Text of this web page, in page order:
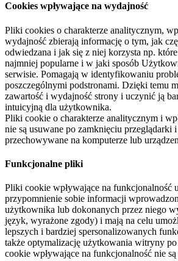
Cookies wpływające na wydajność
Pliki cookies o charakterze analitycznym,
wydajność zbierają informację o tym, jak
odwiedzana i jak się z niej korzysta np.
najmniej popularne i w jaki sposób
serwisie. Pomagają w identyfikowaniu
poszczególnymi podstronami. Dzięki temu
zawartość i wydajność strony i uczynić ją
intuicyjną dla użytkownika.
Pliki cookie o charakterze analitycznym i
nie są usuwane po zamknięciu przeglądarki
przechowywane na komputerze lub
Funkcjonalne pliki
Pliki cookie wpływające na funkcjonalność
przypomnienie sobie informacji
użytkownika lub dokonanych przez niego
język, wyrażone zgody) i mają na celu
lepszych i bardziej spersonalizowanych
także optymalizację użytkowania witryny
cookie wpływające na funkcjonalność nie